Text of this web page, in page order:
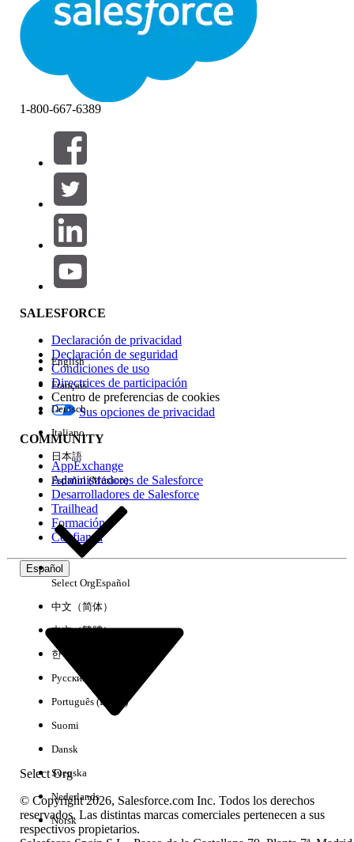
Cerrar Cerrar
Filtros (0)
SELECCIONAR FILTROS
Área de productos
Repercusión de función
Edición
Experiencia
No hay resultados
1-800-667-6389
SALESFORCE
Declaración de privacidad
Declaración de seguridad
Condiciones de uso
Directrices de participación
Centro de preferencias de cookies
Sus opciones de privacidad
COMMUNITY
AppExchange
Administradores de Salesforce
Desarrolladores de Salesforce
Trailhead
Formación
Confianza
Español
Select Org
English
Français
Deutsch
Italiano
日本語
Español (México)
Select OrgEspañol
中文（简体）
中文（繁體）
한국어
Русский
Português (Brasil)
Suomi
Dansk
Svenska
Nederlands
Norsk
© Copyright 2026, Salesforce.com Inc. Todos los derechos
reservados. Las distintas marcas comerciales pertenecen a sus
respectivos propietarios.